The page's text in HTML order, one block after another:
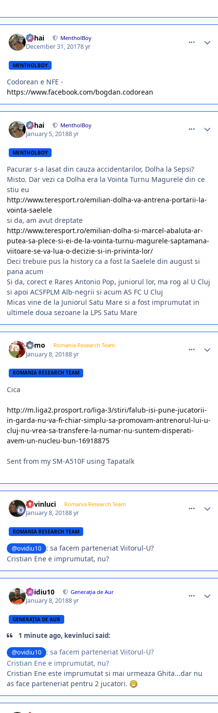
Mihai MentholBoy
December 31, 20178 yr
MENTHOLBOY
Codorean e NFE -
https://www.facebook.com/bogdan.codorean
Mihai MentholBoy
January 5, 20188 yr
MENTHOLBOY
Pacurar s-a lasat din cauza accidentarilor, Dolha la Sepsi?
Misto. Dar vezi ca Dolha era la Vointa Turnu Magurele din ce
stiu eu
http://www.teresport.ro/emilian-dolha-va-antrena-portarii-la-
vointa-saelele
si da, am avut dreptate
http://www.teresport.ro/emilian-dolha-si-marcel-abaluta-ar-
putea-sa-plece-si-ei-de-la-vointa-turnu-magurele-saptamana-
viitoare-se-va-lua-o-decizie-si-in-privinta-lor/
Deci trebuie pus la history ca a fost la Saelele din august si
pana acum
Si da, corect e Rares Antonio Pop, juniorul lor, ma rog al U Cluj
si apoi ACSFPLM Alb-negrii si acum AS FC U Cluj
Micas vine de la Juniorul Satu Mare si a fost imprumutat in
ultimele doua sezoane la LPS Satu Mare
Mimo Romania Research Team
January 8, 20188 yr
ROMANIA RESEARCH TEAM
Cica
http://m.liga2.prosport.ro/liga-3/stiri/falub-isi-pune-jucatorii-
in-garda-nu-va-fi-chiar-simplu-sa-promovam-antrenorul-lui-u-
cluj-nu-vrea-sa-transfere-la-numar-nu-suntem-disperati-
avem-un-nucleu-bun-16918875
Sent from my SM-A510F using Tapatalk
kevinluci Romania Research Team
January 8, 20188 yr
ROMANIA RESEARCH TEAM
@ovidiu10
: sa facem parteneriat Viitorul-U?
Cristian Ene e imprumutat, nu?
ovidiu10 Generaţia de Aur
January 8, 20188 yr
GENERAŢIA DE AUR
1 minute ago, kevinluci said:
@ovidiu10
: sa facem parteneriat Viitorul-U?
Cristian Ene e imprumutat, nu?
Cristian Ene este imprumutat si mai urmeaza Ghita...dar nu
as face parteneriat pentru 2 jucatori.